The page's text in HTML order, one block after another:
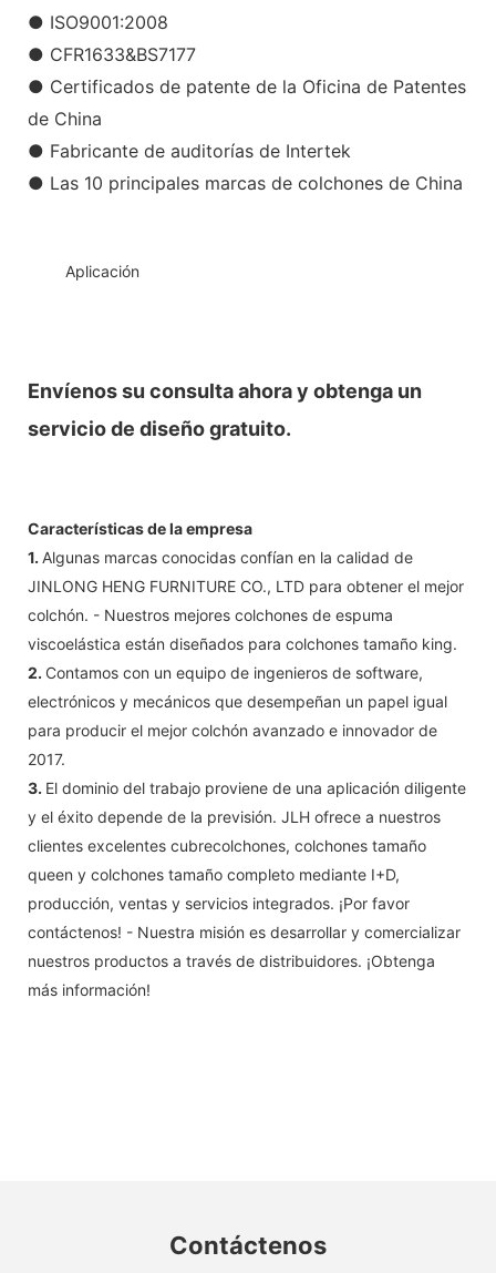
● ISO9001:2008
● CFR1633&BS7177
● Certificados de patente de la Oficina de Patentes
de China
● Fabricante de auditorías de Intertek
● Las 10 principales marcas de colchones de China
Aplicación
Envíenos su consulta ahora y obtenga un
servicio de diseño gratuito.
Características de la empresa
1. Algunas marcas conocidas confían en la calidad de
JINLONG HENG FURNITURE CO., LTD para obtener el mejor
colchón. - Nuestros mejores colchones de espuma
viscoelástica están diseñados para colchones tamaño king.
2. Contamos con un equipo de ingenieros de software,
electrónicos y mecánicos que desempeñan un papel igual
para producir el mejor colchón avanzado e innovador de
2017.
3. El dominio del trabajo proviene de una aplicación diligente
y el éxito depende de la previsión. JLH ofrece a nuestros
clientes excelentes cubrecolchones, colchones tamaño
queen y colchones tamaño completo mediante I+D,
producción, ventas y servicios integrados. ¡Por favor
contáctenos! - Nuestra misión es desarrollar y comercializar
nuestros productos a través de distribuidores. ¡Obtenga
más información!
Contáctenos